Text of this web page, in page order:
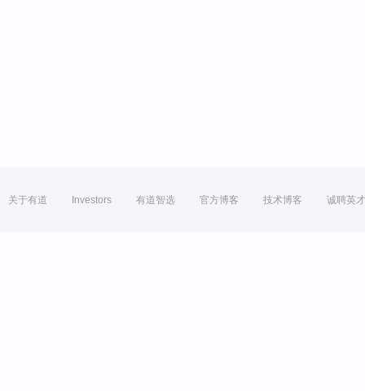
关于有道 Investors 有道智选 官方博客 技术博客 诚聘英才